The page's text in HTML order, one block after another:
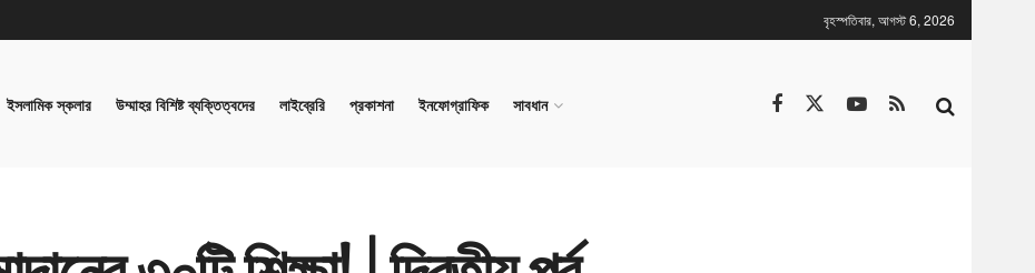
বৃহস্পতিবার, আগস্ট 6, 2026
ইসলামিক স্কলার উম্মাহর বিশিষ্ট ব্যক্তিত্বদের লাইব্রেরি প্রকাশনা ইনফোগ্রাফিক সাবধান